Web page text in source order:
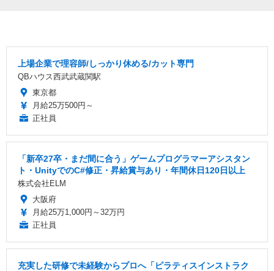
上場企業で理容師/しっかり休める/カット専門
QBハウス西武武蔵関駅
東京都
月給25万500円～
正社員
「新卒27卒・まだ間に合う」ゲームプログラマーアシスタン
ト・UnityでのC#修正・昇給賞与あり・年間休日120日以上
株式会社ELM
大阪府
月給25万1,000円～32万円
正社員
充実した研修で未経験からプロへ「ピラティスインストラク